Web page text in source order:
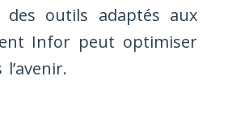
outils adaptés aux
Infor peut optimiser